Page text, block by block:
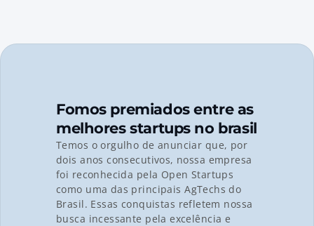
Fomos premiados entre as
melhores startups no brasil
Temos o orgulho de anunciar que, por
dois anos consecutivos, nossa empresa
foi reconhecida pela Open Startups
como uma das principais AgTechs
Brasil. Essas conquistas refletem nossa
busca incessante pela excelência e